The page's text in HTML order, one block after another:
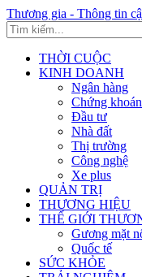
Thương gia - Thông tin
THỜI CUỘC
KINH DOANH
Ngân hàng
Chứng khoán
Đầu tư
Nhà đất
Thị trường
Công nghệ
Xe plus
QUẢN TRỊ
THƯƠNG HIỆU
THẾ GIỚI
Gương mặt
Quốc tế
SỨC KHỎE